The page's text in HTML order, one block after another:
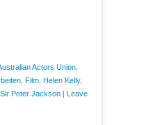
Actors Union
Film Helen Kelly,
Sir Peter Jackson | Leave